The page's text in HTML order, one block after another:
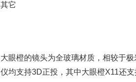
其它
大眼橙的镜头为全玻璃材质，相较于
仪均支持3D正投，其中大眼橙X11还